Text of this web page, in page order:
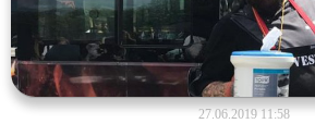
27.06.2019 11:58